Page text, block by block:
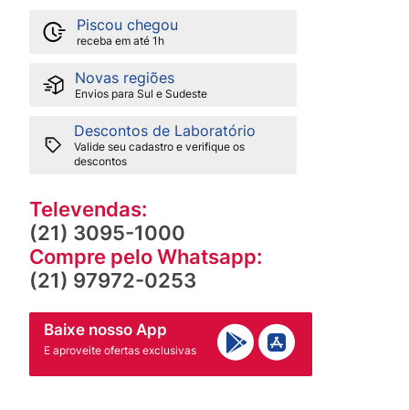
Piscou chegou
receba em até 1h
Novas regiões
Envios para Sul e Sudeste
Descontos de Laboratório
Valide seu cadastro e verifique os
descontos
Televendas:
(21) 3095-1000
Compre pelo Whatsapp:
(21) 97972-0253
Baixe nosso App
E aproveite ofertas exclusivas